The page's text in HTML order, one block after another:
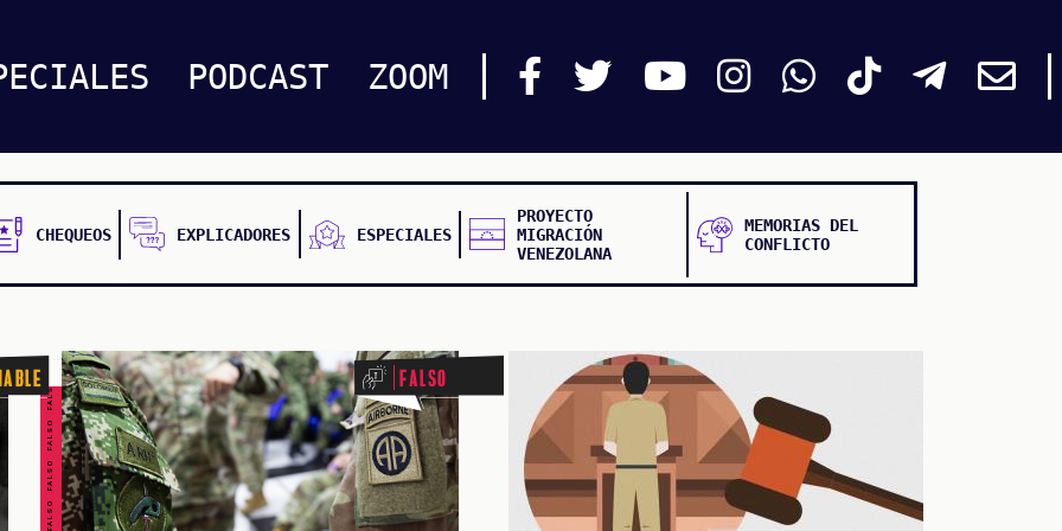
PODCAST ZOOM
CHEQUEOS EXPLICADORES ESPECIALES
PROYECTO
MIGRACIÓN
VENEZOLANA
MEMORIAS DEL
CONFLICTO
FALSO FALSO FALSO FALSO FALSO FALSO FALSO Falso